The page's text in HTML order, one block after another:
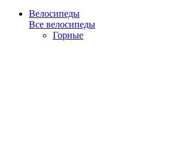
Велосипеды
Все велосипеды
Горные